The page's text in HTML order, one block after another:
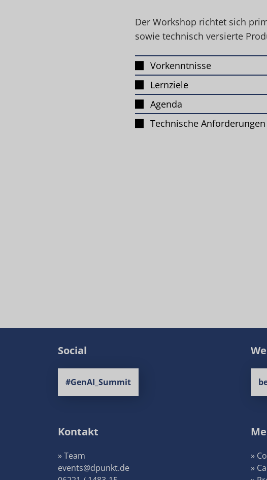
Der Workshop richtet sich
sowie technisch versierte
Vorkenntnisse
Lernziele
Agenda
Technische Anforderungen
Social
#GenAI_Summit
Kontakt
» Team
events@dpunkt.de
»
»